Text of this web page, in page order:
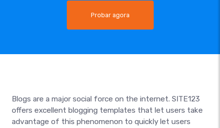
Probar agora
Blogs are a major social force on the internet. SITE123
offers excellent blogging templates that let users take
advantage of this phenomenon to quickly let users